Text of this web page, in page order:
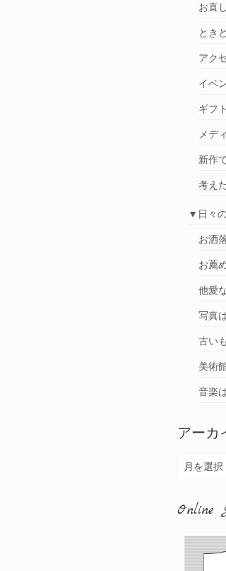
お直
とき
アク
イベ
ギフ
メデ
新作
考え
▼日々
お洒
お薦
他愛
写真
古い
美術
音楽
アーカ
ア月を選択
Online